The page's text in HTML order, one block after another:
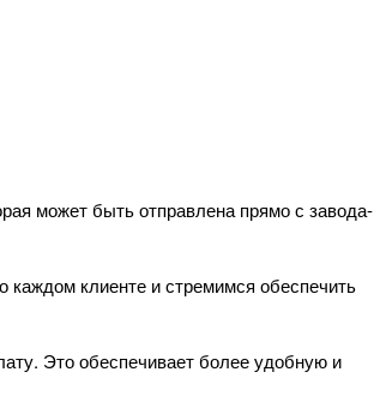
может быть отправлена прямо с завода-
каждом клиенте и стремимся обеспечить
Это обеспечивает более удобную и